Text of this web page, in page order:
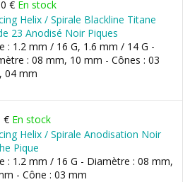
€ En stock
Helix / Spirale Blackline Titane
23 Anodisé Noir Piques
: 1.2 mm / 16 G, 1.6 mm / 14 G -
: 08 mm, 10 mm - Cônes : 03
04 mm
€ En stock
Helix / Spirale Anodisation Noir
Pique
: 1.2 mm / 16 G - Diamètre : 08 mm,
- Cône : 03 mm